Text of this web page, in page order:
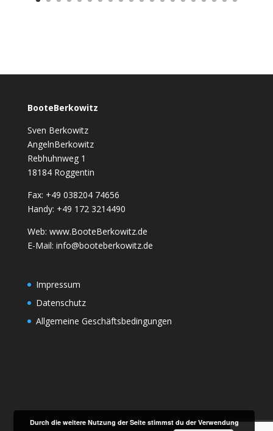
BooteBerkowitz
Sven Berkowitz
AngelnBerkowitz
Rebhuhnweg 1
18184 Roggentin
Fax: +49 038204 74656
Handy: +49 172 3214490
Web: www.BooteBerkowitz.de
E-Mail: info@booteberkowitz.de
Impressum
Datenschutz
Allgemeine Geschäftsbedingungen
Durch die weitere Nutzung der Seite stimmst du der Verwendung